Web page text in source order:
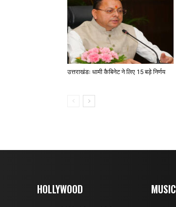
उत्तराखंडः धामी कैबिनेट ने लिए 15 बड़े निर्णय
HOLLYWOOD MUSIC